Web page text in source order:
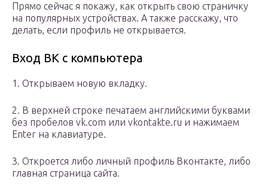
Прямо сейчас я покажу, как открыть свою страничку
на популярных устройствах. А также расскажу, что
делать, если профиль не открывается.
Вход ВК с компьютера
1. Открываем новую вкладку.
2. В верхней строке печатаем английскими буквами
без пробелов vk.com или vkontakte.ru и нажимаем
Enter на клавиатуре.
3. Откроется либо личный профиль Вконтакте, либо
главная страница сайта.